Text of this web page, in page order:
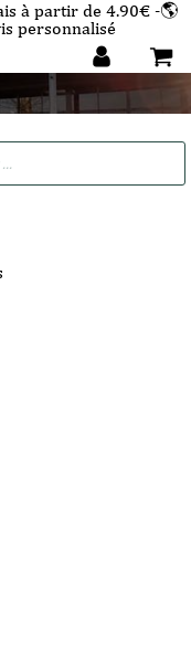
à partir de 4.90€ -🌎
personnalisé